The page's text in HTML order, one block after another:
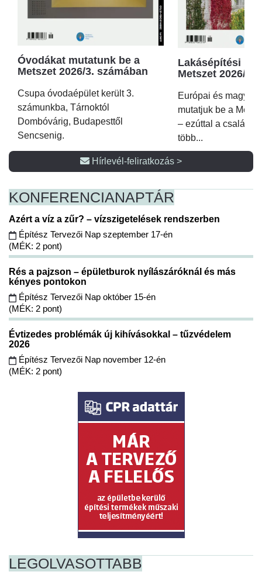
Óvodákat mutatunk be a
Metszet 2026/3. számában
Csupa óvodaépület került 3.
számunkba, Tárnoktól
Dombóvárig, Budapesttől
Sencsenig.
Lakásépítési
Metszet 2026/2.
Európai és magyar
mutatjuk be a
– ezúttal a családi
több...
Hírlevél-feliratkozás >
KONFERENCIANAPTÁR
Azért a víz a zűr? – vízszigetelések rendszerben
Építész Tervezői Nap szeptember 17-én
(MÉK: 2 pont)
Rés a pajzson – épületburok nyílászáróknál és más
kényes pontokon
Építész Tervezői Nap október 15-én
(MÉK: 2 pont)
Évtizedes problémák új kihívásokkal – tűzvédelem
2026
Építész Tervezői Nap november 12-én
(MÉK: 2 pont)
LEGOLVASOTTABB